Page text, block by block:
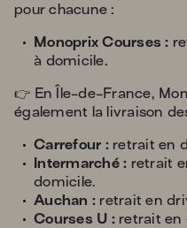
pour chacune :
Monoprix Courses :
à domicile.
👉 En Île-de-France,
également la livraison
Carrefour :retrait en
Intermarché : retrait
domicile.
Auchan : retrait en
Courses U :retrait en